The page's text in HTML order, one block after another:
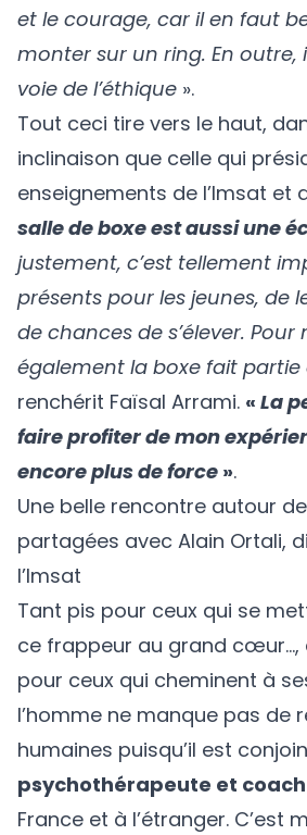
et le courage, car il en faut
monter sur un ring. En outre,
voie de l’éthique ».
Tout ceci tire vers le haut,
inclinaison que celle qui
enseignements de l’Imsat et
salle de boxe est aussi une
justement, c’est tellement
présents pour les jeunes, de
de chances de s’élever.
également la boxe fait partie
renchérit Faïsal Arrami. « La
faire profiter de mon
encore plus de force ».
Une belle rencontre autour
partagées avec Alain Ortali,
l’Imsat
Tant pis pour ceux qui se
ce frappeur au grand cœur…,
pour ceux qui cheminent à
l’homme ne manque pas de
humaines puisqu’il est
psychothérapeute et
France et à l’étranger. C’est